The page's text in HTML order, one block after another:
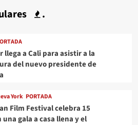
.
llega a Cali para asistir a la
del nuevo presidente de
York PORTADA
Film Festival celebra 15
una gala a casa llena y el